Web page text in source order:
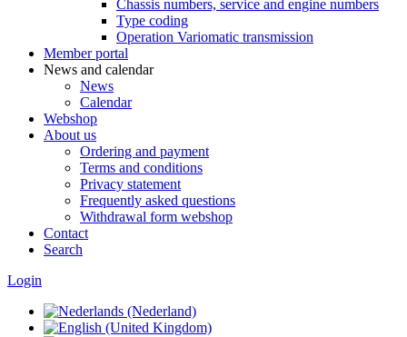
Chassis numbers, service and engine numbers
Type coding
Operation Variomatic transmission
Member portal
News and calendar
News
Calendar
Webshop
About us
Ordering and payment
Terms and conditions
Privacy statement
Frequently asked questions
Withdrawal form webshop
Contact
Search
Login